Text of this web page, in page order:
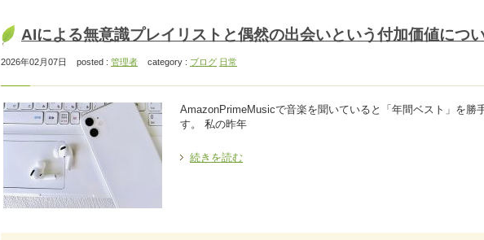
AIによる無意識プレイリストと偶然の出会いという付加価値につ
2026年02月07日 posted : 管理者 category : ブログ 日常
AmazonPrimeMusicで音楽を聞いていると「年間ベスト」を勝
す。 私の昨年
続きを読む